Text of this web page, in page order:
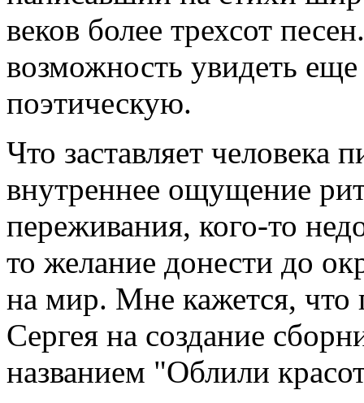
веков более трехсот
возможность увидеть
поэтическую.
Что заставляет человека
внутреннее ощущение
переживания, кого-то
то желание донести до
на мир. Мне кажется, что
Сергея на создание
названием "Облили